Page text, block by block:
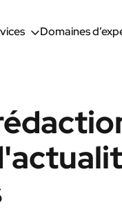
Domaines